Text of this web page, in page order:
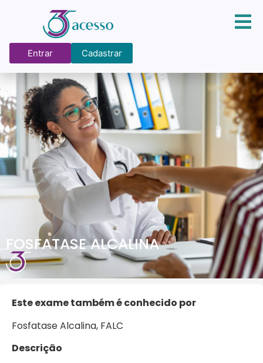
Entrar Cadastrar
FOSFATASE ALCALINA
Este exame também é conhecido por
Fosfatase Alcalina, FALC
Descrição